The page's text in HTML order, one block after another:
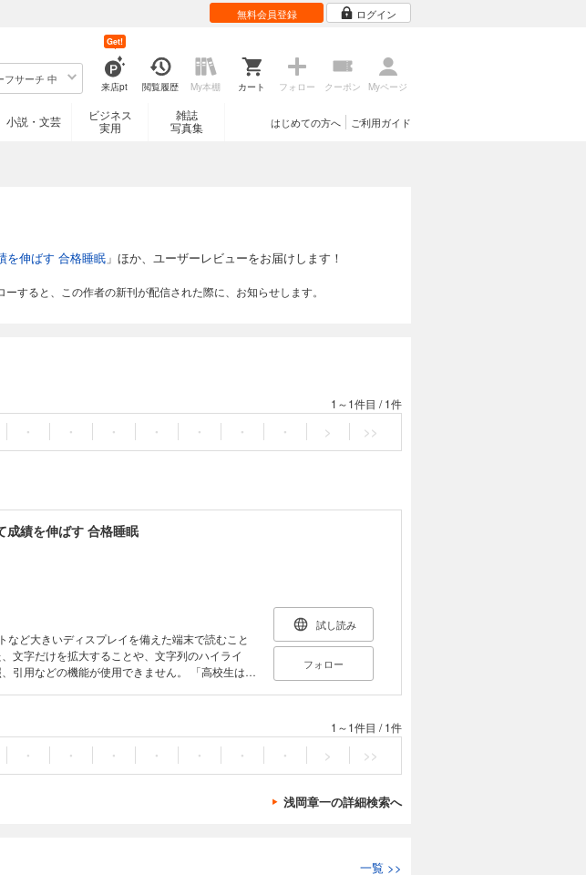
無料会員登録 ログイン
フサーチ 中
来店pt
Get!
閲覧履歴 My本棚 カート フォロー クーポン Myページ
小説・文芸
ビジネス
実用
雑誌
写真集
ご利用ガイド
はじめての方へ
を伸ばす 合格睡眠 」ほか、ユーザーレビューをお届けします！
ーすると、この作者の新刊が配信された際に、お知らせします。
1～1件目 /1件
・ ・ ・ ・ ・ ・ ・ > >>
成績を伸ばす 合格睡眠
など大きいディスプレイを備えた端末で読むこと
文字だけを拡大することや、文字列のハイライ
などの機能が使用できません。 「高校生はみ
試し読み
フォロー
1～1件目 /1件
・ ・ ・ ・ ・ ・ ・ > >>
浅岡章一の詳細検索へ
一覧 >>